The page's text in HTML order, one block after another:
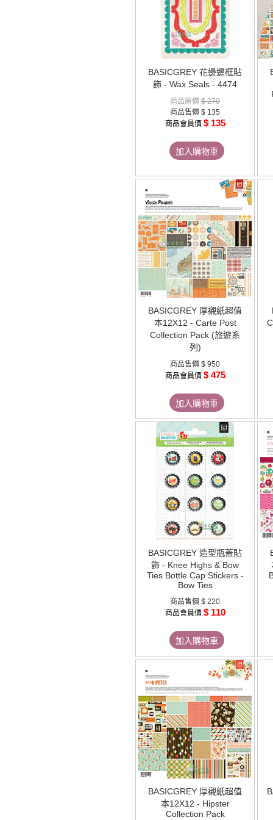
BASICGREY 花邊邊框貼
飾 - Wax Seals - 4474
商品原價 $ 270
商品售價 $ 135
商品會員價 $ 135
加入購物車
BASICGREY 厚襯紙超值
本12X12 - Carte Post
Collection Pack (旅遊系
列)
商品售價 $ 950
商品會員價 $ 475
加入購物車
BASICGREY 造型瓶蓋貼
飾 - Knee Highs & Bow
Ties Bottle Cap Stickers -
Bow Ties
商品售價 $ 220
商品會員價 $ 110
加入購物車
BASICGREY 厚襯紙超值
本12X12 - Hipster
Collection Pack